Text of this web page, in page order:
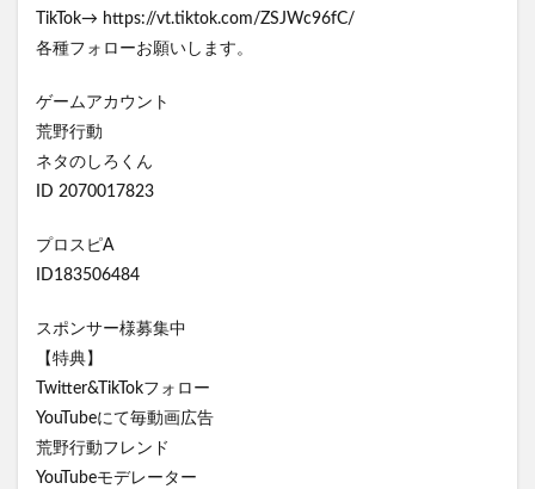
TikTok→ https://vt.tiktok.com/ZSJWc96fC/
各種フォローお願いします。
ゲームアカウント
荒野行動
ネタのしろくん
ID 2070017823
プロスピA
ID183506484
スポンサー様募集中
【特典】
Twitter&TikTokフォロー
YouTubeにて毎動画広告
荒野行動フレンド
YouTubeモデレーター